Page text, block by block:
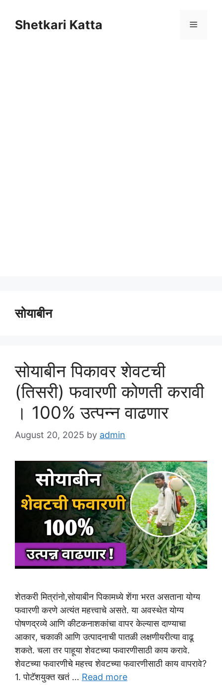
content
Shetkari Katta Menu
सोयाबीन
सोयाबीन पिकावर शेवटची
(तिसरी) फवारणी कोणती करावी
। 100% उत्पन्न वाढणार
August 20, 2025 by admin
शेतकरी मित्रांनो,सोयाबीन पिकामध्ये शेंगा भरत असताना योग्य
फवारणी करणे अत्यंत महत्त्वाचे असते. या अवस्थेत योग्य
पोषणद्रव्ये आणि कीटकनाशकांचा वापर केल्यास दाण्याचा
आकार, चकाकी आणि उत्पादनाची पातळी लक्षणीयरीत्या वाढू
शकते. चला तर पाहूया शेवटच्या फवारणीसाठी काय करावे.
शेवटच्या फवारणीचे महत्त्व शेवटच्या फवारणीसाठी काय वापरावे?
1. पोटॅशयुक्त खतं … Read more